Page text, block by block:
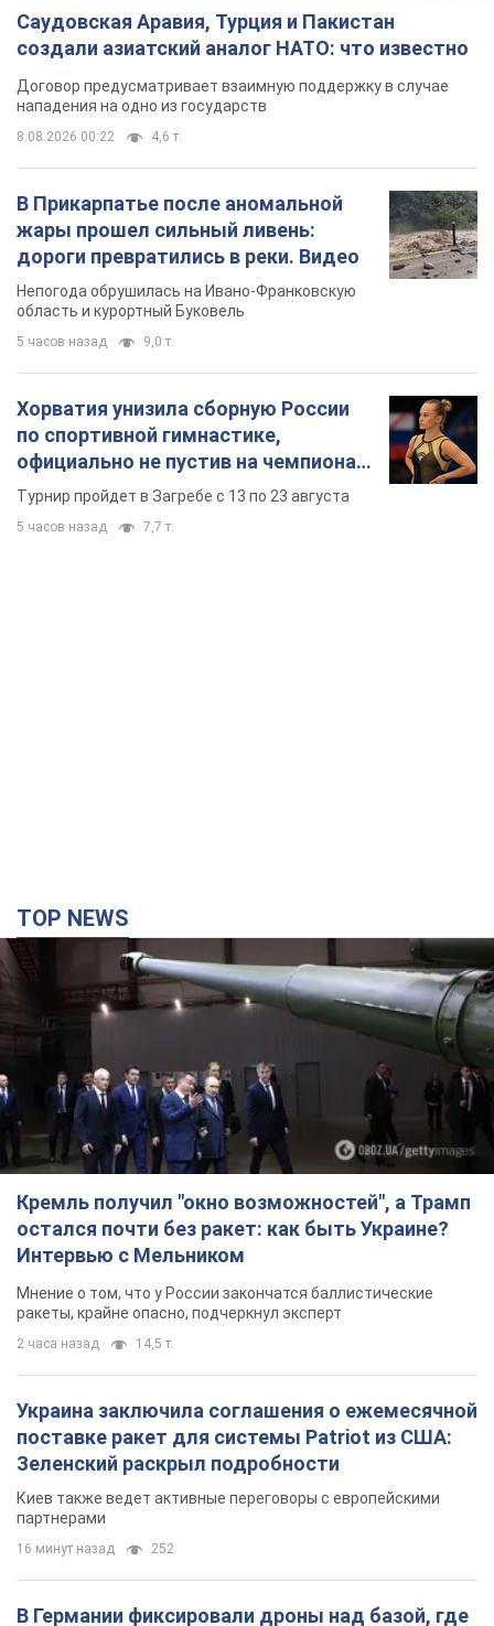
жары прошел сильный ливень:
дороги превратились в реки. Видео
область и курортный Буковель
Хорватия унизила сборную России
по спортивной гимнастике,
официально не пустив на чемпионат
Европы основных спортсменов
5 часов назад 7,7 т.
Кремль получил "окно возможностей", а Трамп
остался почти без ракет: как быть Украине?
Интервью с Мельником
Мнение о том, что у России закончатся баллистические
ракеты, крайне опасно, подчеркнул эксперт
2 часа назад 14,5 т.
Украина заключила соглашения о ежемесячной
поставке ракет для системы Patriot из США:
Зеленский раскрыл подробности
партнерами
В Германии фиксировали дроны над базой, где
ремонтируют системы Patriot – Tagesschau
Служба охраны зафиксировала шесть пролетов БПЛА
2 часа назад